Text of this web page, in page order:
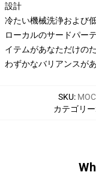
設計
冷たい機械洗浄および
ローカルのサードパー
イテムがあなただけの
わずかなバリアンスが
SKU:
カテゴリー